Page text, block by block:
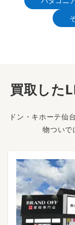
買取した
ドン・キホーテ仙
物ついで